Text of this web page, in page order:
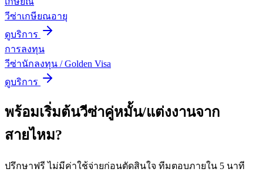
วีซ่าเกษียณอายุ
ดูบริการ
การลงทุน
วีซ่านักลงทุน / Golden Visa
ดูบริการ
พร้อมเริ่มต้นวีซ่าคู่หมั้น/แต่งงานจาก
สายไหม?
ปรึกษาฟรี ไม่มีค่าใช้จ่ายก่อนตัดสินใจ ทีมตอบภายใน 5 นาที